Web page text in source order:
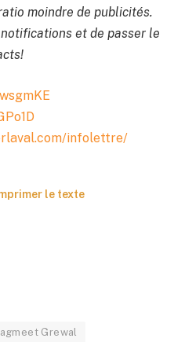
moindre de publicités.
notifications et de passer le
infolettre/
le texte
Grewal